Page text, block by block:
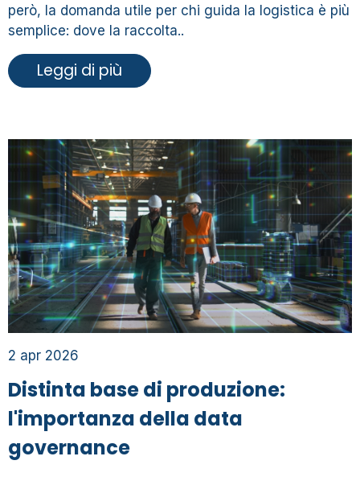
però, la domanda utile per chi guida la logistica è più
semplice: dove la raccolta..
Leggi di più
2 apr 2026
Distinta base di produzione:
l'importanza della data
governance